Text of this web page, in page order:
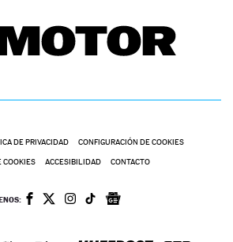
DE PRIVACIDAD CONFIGURACIÓN DE COOKIES
COOKIES ACCESIBILIDAD CONTACTO